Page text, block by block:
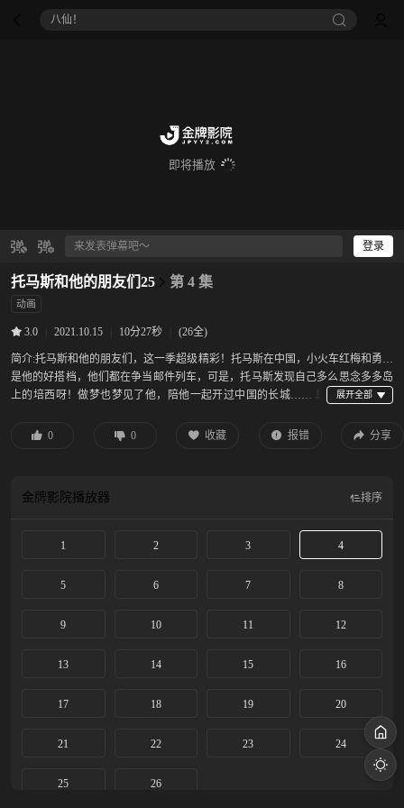
八仙！
即将播放
登录
托马斯和他的朋友们25 第 4 集
动画
3.0 2021.10.15 10分27秒 (26全)
简介:托马斯和他的朋友们，这一季超级精彩！托马斯在中国，小火车红梅和勇宝
是他的好搭档，他们都在争当邮件列车，可是，托马斯发现自己多么思念多多岛
上的培西呀！做梦也梦见了他，陪他一起开过中国的长城…… 思
这种奇妙音乐感染，爱上了巴西的嘉年华大派对，以至于他渴望自己也能发出这
朋友们，从多多岛到世界各地！小朋友，快来认识他们吧，你会学到更多！
0 0 收藏 报错 分享
金牌影院播放器 排序
1 2 3 4
5 6 7 8
9 10 11 12
13 14 15 16
17 18 19 20
21 22 23 24
25 26